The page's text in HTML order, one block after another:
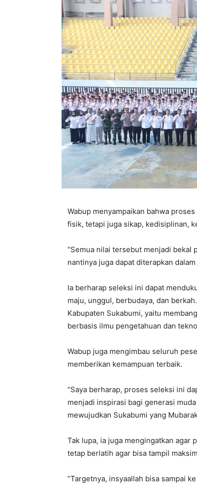
Wabup menyampaikan bahwa
fisik, tetapi juga sikap, kedisiplinan,
“Semua nilai tersebut menjadi bekal
nantinya juga dapat diterapkan
Ia berharap seleksi ini dapat
maju, unggul, berbudaya, dan
Kabupaten Sukabumi, yaitu
berbasis ilmu pengetahuan dan
Wabup juga mengimbau seluruh
memberikan kemampuan terbaik.
“Saya berharap, proses seleksi ini
menjadi inspirasi bagi generasi
mewujudkan Sukabumi yang
Tak lupa, ia juga mengingatkan agar
tetap berlatih agar bisa tampil
“Targetnya, insyaallah bisa sampai